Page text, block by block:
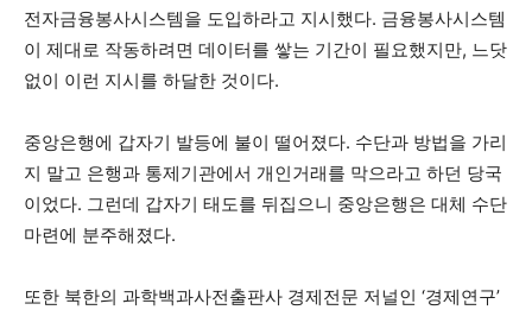
전자금융봉사시스템을 도입하라고 지시했다. 금융봉사시스템
이 제대로 작동하려면 데이터를 쌓는 기간이 필요했지만, 느닷
없이 이런 지시를 하달한 것이다.
중앙은행에 갑자기 발등에 불이 떨어졌다. 수단과 방법을 가리
지 말고 은행과 통제기관에서 개인거래를 막으라고 하던 당국
이었다. 그런데 갑자기 태도를 뒤집으니 중앙은행은 대체 수단
마련에 분주해졌다.
또한 북한의 과학백과사전출판사 경제전문 저널인 ‘경제연구’